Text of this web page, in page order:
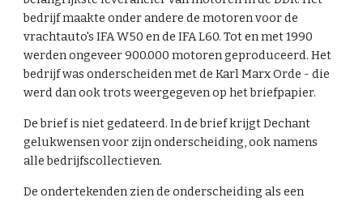
bedrijf maakte onder andere de motoren voor de
vrachtauto's IFA W50 en de IFA L60. Tot en met 1990
werden ongeveer 900.000 motoren geproduceerd. Het
bedrijf was onderscheiden met de Karl Marx Orde - die
werd dan ook trots weergegeven op het briefpapier.
De brief is niet gedateerd. In de brief krijgt Dechant
gelukwensen voor zijn onderscheiding, ook namens
alle bedrijfscollectieven.
De ondertekenden zien de onderscheiding als een